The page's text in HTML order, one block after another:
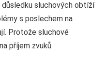
sluchových obtíží
s poslechem na
Protože sluchové
příjem zvuků.